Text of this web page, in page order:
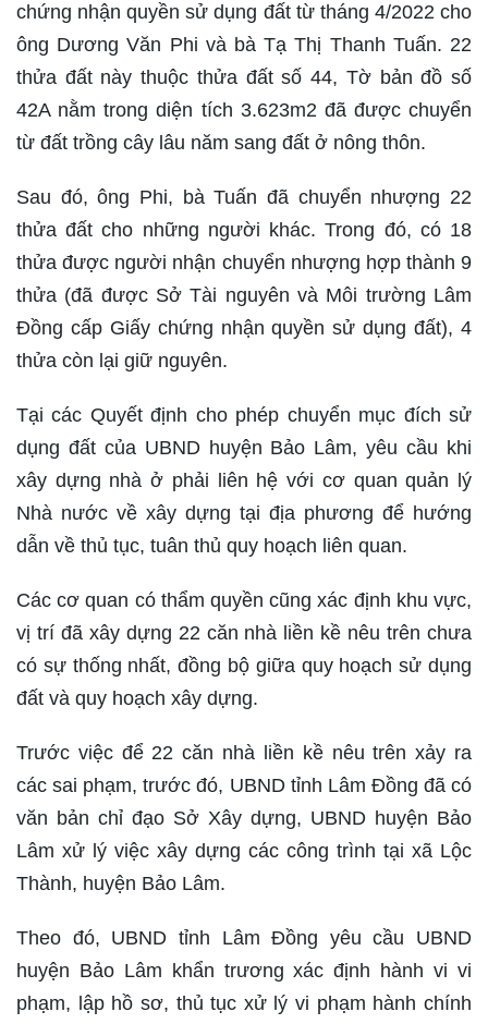
chứng nhận quyền sử dụng đất từ tháng 4/2022 cho
ông Dương Văn Phi và bà Tạ Thị Thanh Tuấn. 22
thửa đất này thuộc thửa đất số 44, Tờ bản đồ số
42A nằm trong diện tích 3.623m2 đã được chuyển
từ đất trồng cây lâu năm sang đất ở nông thôn.
Sau đó, ông Phi, bà Tuấn đã chuyển nhượng 22
thửa đất cho những người khác. Trong đó, có 18
thửa được người nhận chuyển nhượng hợp thành 9
thửa (đã được Sở Tài nguyên và Môi trường Lâm
Đồng cấp Giấy chứng nhận quyền sử dụng đất), 4
thửa còn lại giữ nguyên.
Tại các Quyết định cho phép chuyển mục đích sử
dụng đất của UBND huyện Bảo Lâm, yêu cầu khi
xây dựng nhà ở phải liên hệ với cơ quan quản lý
Nhà nước về xây dựng tại địa phương để hướng
dẫn về thủ tục, tuân thủ quy hoạch liên quan.
Các cơ quan có thẩm quyền cũng xác định khu vực,
vị trí đã xây dựng 22 căn nhà liền kề nêu trên chưa
có sự thống nhất, đồng bộ giữa quy hoạch sử dụng
đất và quy hoạch xây dựng.
Trước việc để 22 căn nhà liền kề nêu trên xảy ra
các sai phạm, trước đó, UBND tỉnh Lâm Đồng đã có
văn bản chỉ đạo Sở Xây dựng, UBND huyện Bảo
Lâm xử lý việc xây dựng các công trình tại xã Lộc
Thành, huyện Bảo Lâm.
Theo đó, UBND tỉnh Lâm Đồng yêu cầu UBND
huyện Bảo Lâm khẩn trương xác định hành vi vi
phạm, lập hồ sơ, thủ tục xử lý vi phạm hành chính